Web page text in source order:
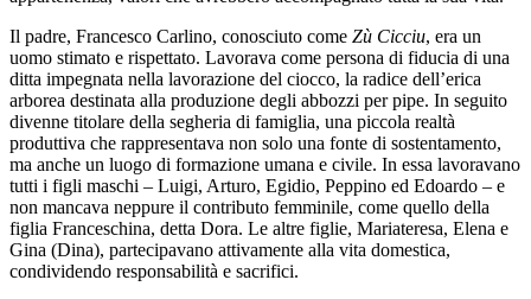
Il padre, Francesco Carlino, conosciuto come Zù Cicciu, era un
uomo stimato e rispettato. Lavorava come persona di fiducia di una
ditta impegnata nella lavorazione del ciocco, la radice dell’erica
arborea destinata alla produzione degli abbozzi per pipe. In seguito
divenne titolare della segheria di famiglia, una piccola realtà
produttiva che rappresentava non solo una fonte di sostentamento,
ma anche un luogo di formazione umana e civile. In essa lavoravano
tutti i figli maschi – Luigi, Arturo, Egidio, Peppino ed Edoardo – e
non mancava neppure il contributo femminile, come quello della
figlia Franceschina, detta Dora. Le altre figlie, Mariateresa, Elena e
Gina (Dina), partecipavano attivamente alla vita domestica,
condividendo responsabilità e sacrifici.